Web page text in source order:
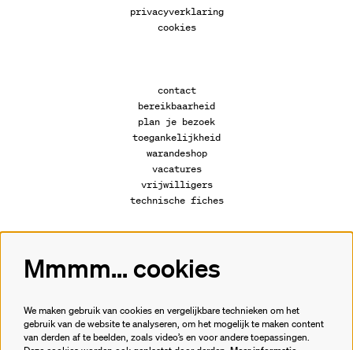
privacyverklaring
cookies
contact
bereikbaarheid
plan je bezoek
toegankelijkheid
warandeshop
vacatures
vrijwilligers
technische fiches
Volg ons
Meld je aan voor de nieuwsbrief.
Mmmm... cookies
We maken gebruik van cookies en vergelijkbare technieken om het
gebruik van de website te analyseren, om het mogelijk te maken content
van derden af te beelden, zoals video’s en voor andere toepassingen.